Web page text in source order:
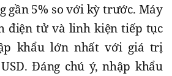
gần 5% so với kỳ trước. Máy
điện tử và linh kiện tiếp tục
khẩu lớn nhất với giá trị
Đáng chú ý, nhập khẩu